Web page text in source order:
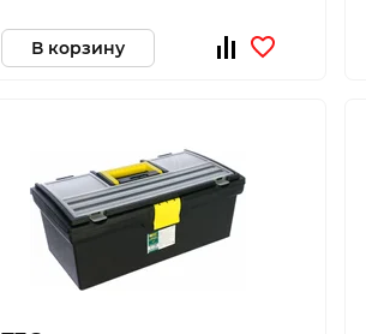
В корзину